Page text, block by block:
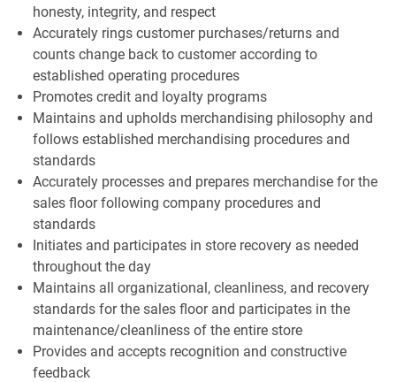
honesty, integrity, and respect
Accurately rings customer purchases/returns and
counts change back to customer according to
established operating procedures
Promotes credit and loyalty programs
Maintains and upholds merchandising philosophy and
follows established merchandising procedures and
standards
Accurately processes and prepares merchandise for the
sales floor following company procedures and
standards
Initiates and participates in store recovery as needed
throughout the day
Maintains all organizational, cleanliness, and recovery
standards for the sales floor and participates in the
maintenance/cleanliness of the entire store
Provides and accepts recognition and constructive
feedback